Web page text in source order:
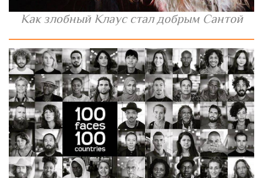
Как злобный Клаус стал добрым Сантой